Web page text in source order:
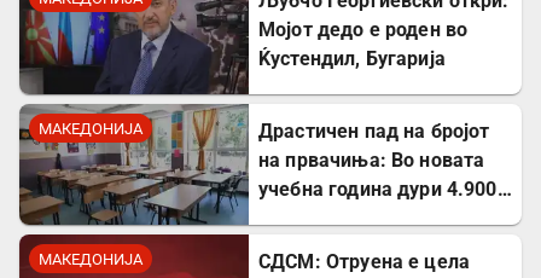
Мојот дедо е роден во
Ќустендил, Бугарија
МАКЕДОНИЈА
Драстичен пад на бројот
на првачиња: Во новата
учебна година дури 4.900
МАКЕДОНИЈА
СДСМ: Отруена е цела